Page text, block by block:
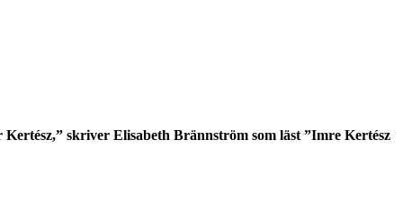
skriver Elisabeth Brännström som läst ”Imre Kertész